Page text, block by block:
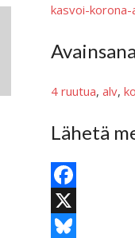
kasvoi-
4 ruutua, alv,
Lähetä
F
aX